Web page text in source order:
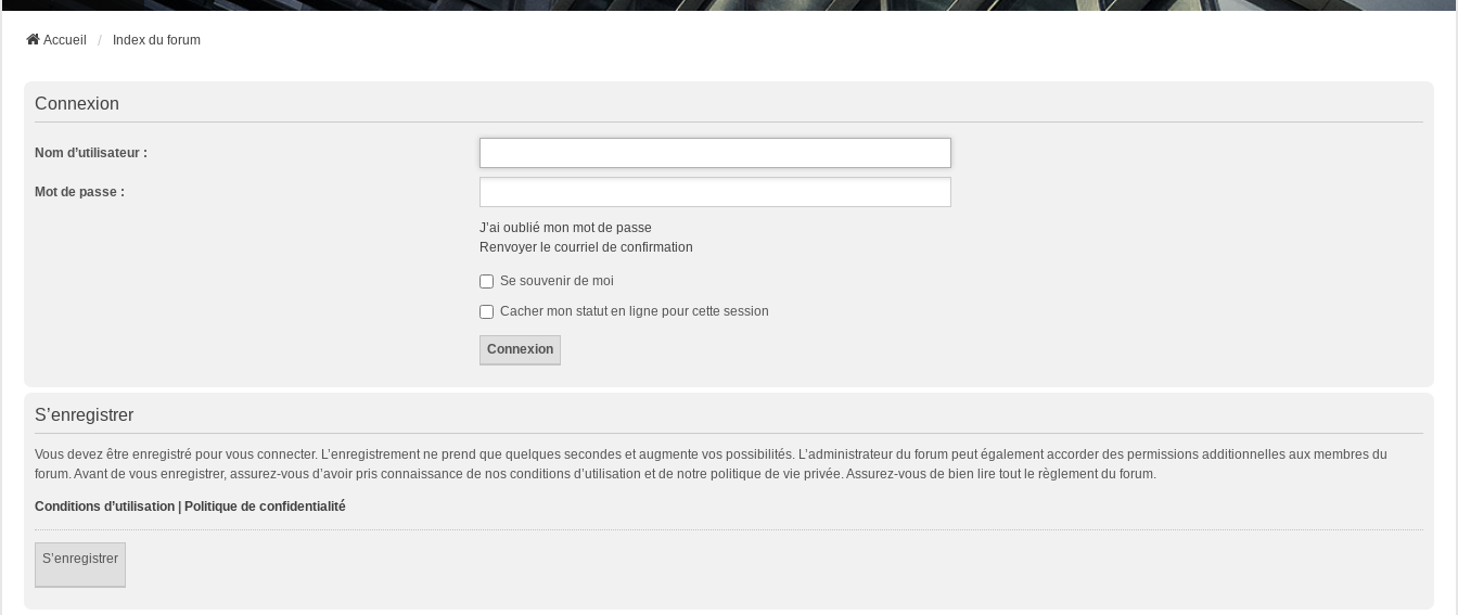
Accueil Index du forum
Connexion
Nom d’utilisateur :
Mot de passe :
J’ai oublié mon mot de passe
Renvoyer le courriel de confirmation
Se souvenir de moi
Cacher mon statut en ligne pour cette session
S’enregistrer
Vous devez être enregistré pour vous connecter. L’enregistrement ne prend que quelques secondes et augmente vos possibilités. L’administrateur du forum peut également accorder des permissions additionnelles aux membres du
forum. Avant de vous enregistrer, assurez-vous d’avoir pris connaissance de nos conditions d’utilisation et de notre politique de vie privée. Assurez-vous de bien lire tout le règlement du forum.
Conditions d’utilisation | Politique de confidentialité
S’enregistrer